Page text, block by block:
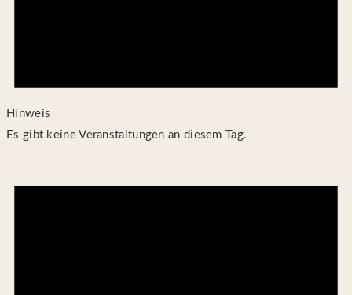
Hinweis
Es gibt keine Veranstaltungen an diesem Tag.